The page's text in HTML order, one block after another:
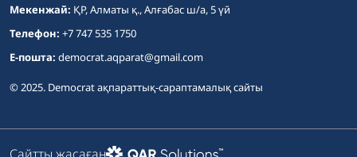
Мекенжай: ҚР, Алматы қ., Алғабас ш/а, 5 үй
Телефон: +7 747 535 1750
E-пошта: democrat.aqparat@gmail.com
© 2025. Democrat ақпараттық-сараптамалық сайты